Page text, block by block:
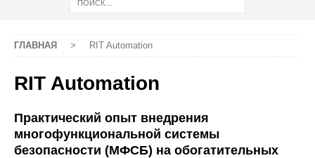
ГЛАВНАЯ > RIT Automation
RIT Automation
Практический опыт внедрения
многофункциональной системы
безопасности (МФСБ) на обогатительных